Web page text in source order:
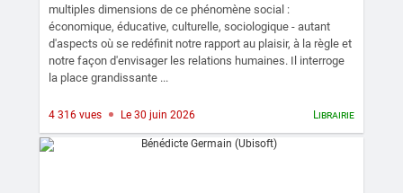
multiples dimensions de ce phénomène social :
économique, éducative, culturelle, sociologique - autant
d'aspects où se redéfinit notre rapport au plaisir, à la règle et
notre façon d'envisager les relations humaines. Il interroge
la place grandissante ...
4 316 vues Le 30 juin 2026 Librairie